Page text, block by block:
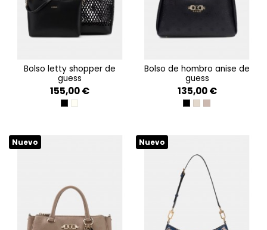
bolso letty shopper de
guess
155,00 €
BLACKOFF WHITE
bolso de hombro anise de
guess
135,00 €
BLACK LOGO
STONE LOGO
DARK TAUPE
Nuevo Nuevo